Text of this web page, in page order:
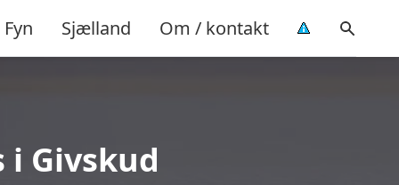
Fyn Sjælland Om / kontakt
Givskud